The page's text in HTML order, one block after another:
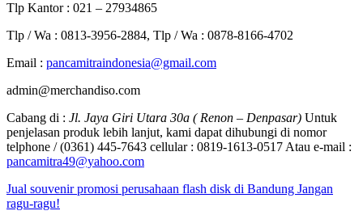
Tlp Kantor : 021 – 27934865
Tlp / Wa : 0813-3956-2884, Tlp / Wa : 0878-8166-4702
Email : pancamitraindonesia@gmail.com
admin@merchandiso.com
Cabang di : Jl. Jaya Giri Utara 30a ( Renon – Denpasar) Untuk
penjelasan produk lebih lanjut, kami dapat dihubungi di nomor
telphone / (0361) 445-7643 cellular : 0819-1613-0517 Atau e-mail :
pancamitra49@yahoo.com
Jual souvenir promosi perusahaan flash disk di Bandung Jangan
ragu-ragu!